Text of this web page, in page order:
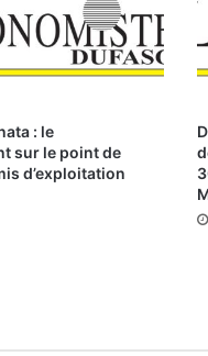
:
s
m
: le
sur le point de
d’exploitation